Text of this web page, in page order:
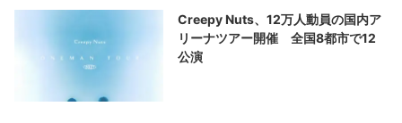
Creepy Nuts、12万人動員の国内ア
リーナツアー開催 全国8都市で12
公演